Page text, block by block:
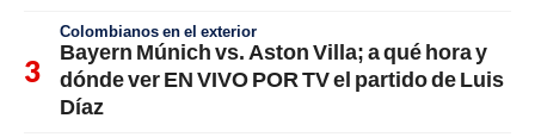
Colombianos en el exterior
Bayern Múnich vs. Aston Villa; a qué hora y
dónde ver EN VIVO POR TV el partido de Luis
Díaz